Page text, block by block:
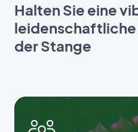
Halten Sie eine
der Stange